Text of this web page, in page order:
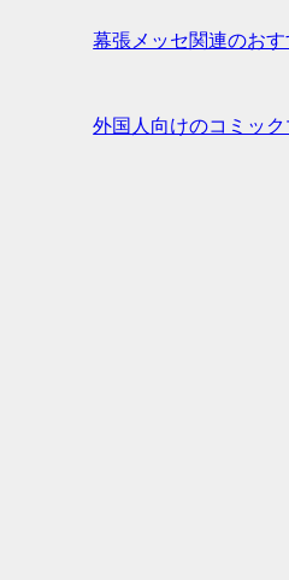
幕張メッセ関連のお
外国人向けのコミッ